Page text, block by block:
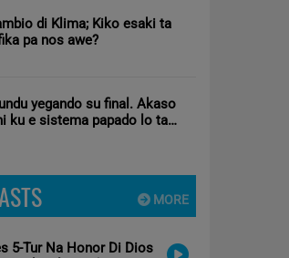
di Klima; Kiko esaki ta
pa nos awe?
yegando su final. Akaso
ku e sistema papado lo ta
MORE
5-Tur Na Honor Di Dios